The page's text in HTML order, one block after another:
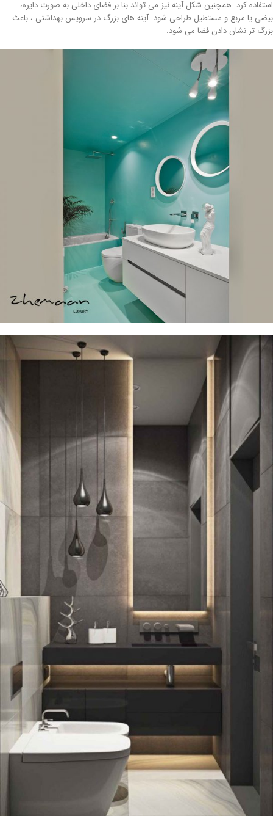
کرد. همچنین شکل آینه نیز می تواند بنا بر فضای داخلی به صورت دایره،
یا مربع و مستطیل طراحی شود. آینه های بزرگ در سرویس بهداشتی ، باعث
تر نشان دادن فضا می شود.